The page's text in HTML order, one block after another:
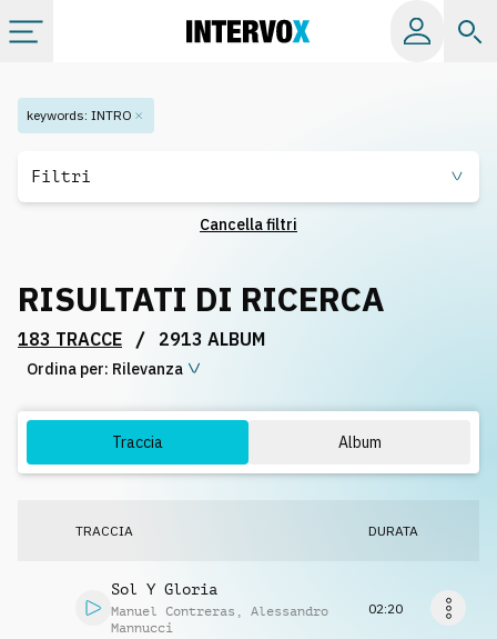
Categorie
Playlist
Licenze
keywords: INTRO
Filtri
Cancella filtri
RISULTATI DI RICERCA
183 TRACCE / 2913 ALBUM
Ordina per: Rilevanza
Traccia Album
TRACCIA DURATA
Sol Y Gloria
Manuel Contreras , Alessandro
Mannucci
02:20